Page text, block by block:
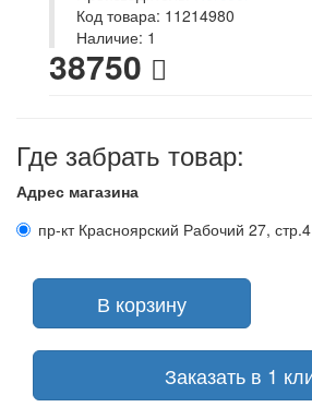
Код товара: 11214980
Наличие: 1
38750
Где забрать товар:
Адрес магазина
пр-кт Красноярский Рабочий 27, стр.4
В корзину